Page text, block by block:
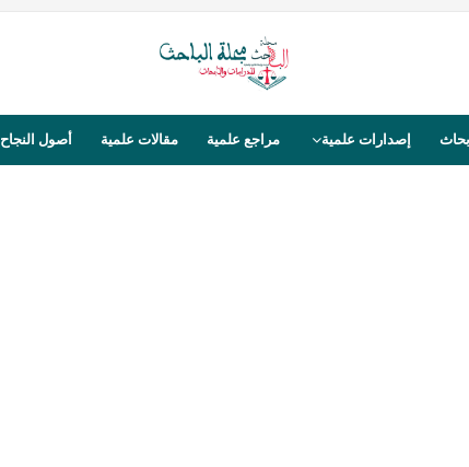
إصدارات علمية مراجع علمية مقالات علمية أصول النجاح